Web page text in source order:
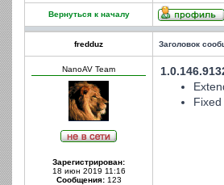
Вернуться к началу
fredduz Заголовок
NanoAV Team
Зарегистрирован:
18 июн 2019 11:16
Сообщения:123